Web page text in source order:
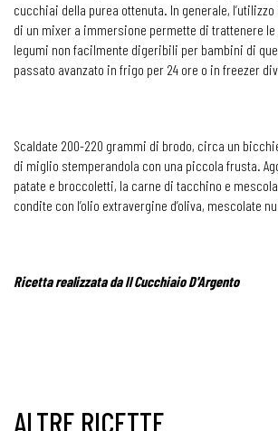
cucchiai della purea ottenuta. In generale,
di un mixer a immersione permette di trattenere
legumi non facilmente digeribili per bambini di
passato avanzato in frigo per 24 ore o in freezer
Scaldate 200-220 grammi di brodo, circa un
di miglio stemperandola con una piccola frusta.
patate e broccoletti, la carne di tacchino e
condite con l’olio extravergine d’oliva, mescolate
Ricetta realizzata da Il Cucchiaio D'Argento
ALTRE RICETTE